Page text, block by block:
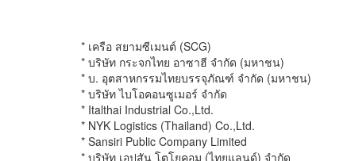
* เครือ สยามซีเมนต์ (SCG)
* บริษัท กระจกไทย อาซาฮี จำกัด (มหาชน)
* บ. อุตสาหกรรมไทยบรรจุภัณฑ์ จำกัด (มหาชน)
* บริษัท ไบโอคอนซูเมอร์ จำกัด
* Italthai Industrial Co.,Ltd.
* NYK Logistics (Thailand) Co.,Ltd.
* Sansiri Public Company Limited
* บริษัท เอปสัน โตโยคอม (ไทยแลนด์) จำกัด